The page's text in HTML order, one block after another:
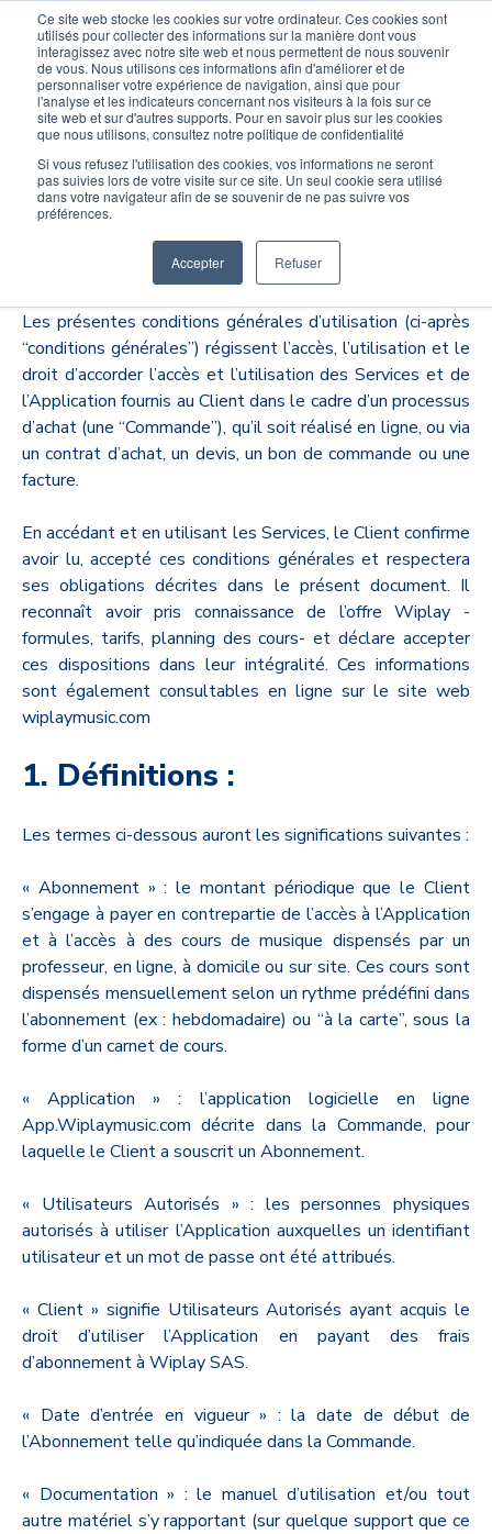
Ce site web stocke les cookies sur votre ordinateur. Ces cookies sont
utilisés pour collecter des informations sur la manière dont vous
interagissez avec notre site web et nous permettent de nous souvenir
de vous. Nous utilisons ces informations afin d'améliorer et de
personnaliser votre expérience de navigation, ainsi que pour
l'analyse et les indicateurs concernant nos visiteurs à la fois sur ce
site web et sur d'autres supports. Pour en savoir plus sur les cookies
que nous utilisons, consultez notre politique de confidentialité
Si vous refusez l'utilisation des cookies, vos informations ne seront
pas suivies lors de votre visite sur ce site. Un seul cookie sera utilisé
dans votre navigateur afin de se souvenir de ne pas suivre vos
préférences.
Accepter Refuser
Devenir élève Devenir Prof
Conditions générales
d'utilisation
Les présentes conditions générales d’utilisation (ci-après
“conditions générales”) régissent l’accès, l’utilisation et le
droit d’accorder l’accès et l’utilisation des Services et de
l’Application fournis au Client dans le cadre d’un processus
d’achat (une “Commande”), qu’il soit réalisé en ligne, ou via
un contrat d’achat, un devis, un bon de commande ou une
facture.
En accédant et en utilisant les Services, le Client confirme
avoir lu, accepté ces conditions générales et respectera
ses obligations décrites dans le présent document. Il
reconnaît avoir pris connaissance de l’offre Wiplay -
formules, tarifs, planning des cours- et déclare accepter
ces dispositions dans leur intégralité. Ces informations
sont également consultables en ligne sur le site web
wiplaymusic.com
1. Définitions :
Les termes ci-dessous auront les significations suivantes :
« Abonnement » : le montant périodique que le Client
s’engage à payer en contrepartie de l’accès à l’Application
et à l’accès à des cours de musique dispensés par un
professeur, en ligne, à domicile ou sur site. Ces cours sont
dispensés mensuellement selon un rythme prédéfini dans
l’abonnement (ex : hebdomadaire) ou “à la carte”, sous la
forme d’un carnet de cours.
« Application » : l’application logicielle en ligne
App.Wiplaymusic.com décrite dans la Commande, pour
laquelle le Client a souscrit un Abonnement.
« Utilisateurs Autorisés » : les personnes physiques
autorisés à utiliser l’Application auxquelles un identifiant
utilisateur et un mot de passe ont été attribués.
« Client » signifie Utilisateurs Autorisés ayant acquis le
droit d’utiliser l’Application en payant des frais
d’abonnement à Wiplay SAS.
« Date d’entrée en vigueur » : la date de début de
l’Abonnement telle qu’indiquée dans la Commande.
« Documentation » : le manuel d’utilisation et/ou tout
autre matériel s’y rapportant (sur quelque support que ce